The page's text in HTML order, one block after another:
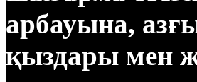
арбауына,
қыздары мен